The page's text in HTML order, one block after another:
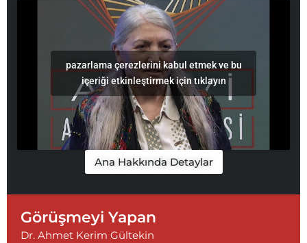
pazarlama çerezlerini kabul etmek ve bu
içeriği etkinleştirmek için tıklayın
Ana Hakkında Detaylar
Görüşmeyi Yapan
Dr. Ahmet Kerim Gültekin